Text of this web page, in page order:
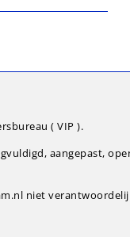
( VIP ).
aangepast,
niet